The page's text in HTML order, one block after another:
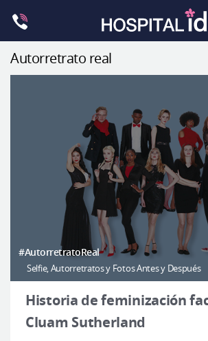
content
Anti-envejecimiento
Contorno del cuerpo
Let Me In
Introducción del hospital
Cirugía plástica segura
Autorretrato real
#AutorretratoReal
Selfie, Autorretratos y Fotos Antes y Después
Historia de feminización
Cluam Sutherland